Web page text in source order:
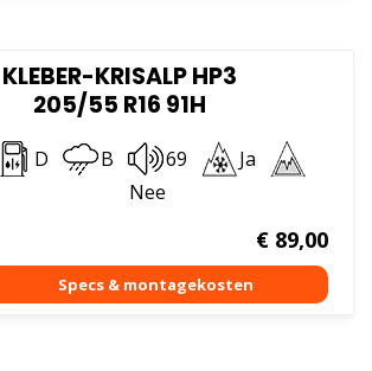
KLEBER-KRISALP HP3
205/55 R16 91H
D B 69
Ja
Nee
€89,00